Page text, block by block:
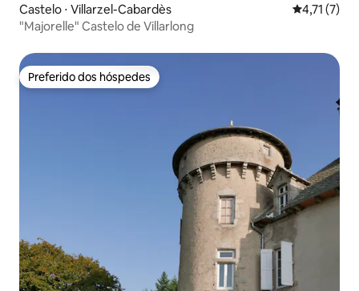
Castelo ⋅ Villarzel-Cabardès 4,71 de
4,71 (7)
"Majorelle" Castelo de Villarlong
Preferido dos hóspedes
Preferido dos hóspedes